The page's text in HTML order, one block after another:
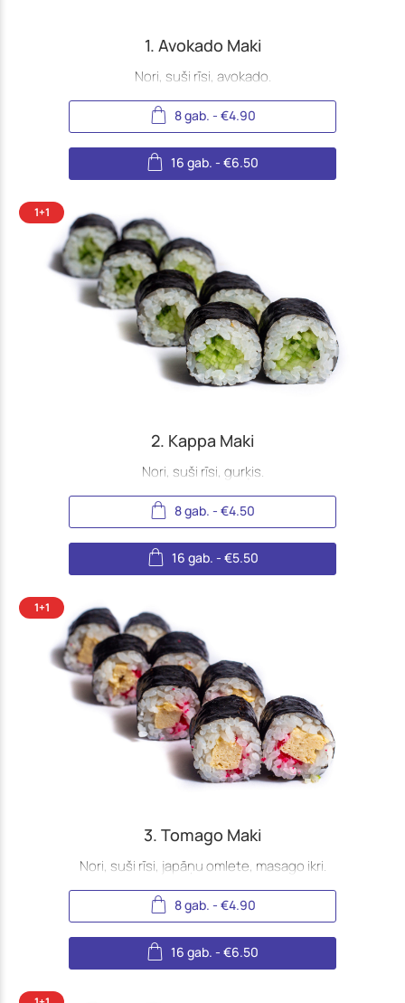
1. Avokado Maki
Nori, suši rīsi, avokado.
8 gab. - €4.90
16 gab. - €6.50
2. Kappa Maki
Nori, suši rīsi, gurķis.
8 gab. - €4.50
16 gab. - €5.50
3. Tomago Maki
Nori, suši rīsi, japāņu omlete, masago ikri.
8 gab. - €4.90
16 gab. - €6.50